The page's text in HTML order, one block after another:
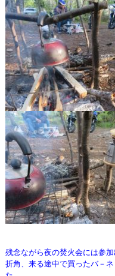
残念ながら夜の焚火会には参加
折角、来る途中で買ったバ－